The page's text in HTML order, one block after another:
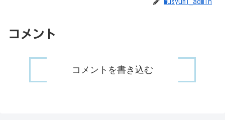
musyumi_admin
コメント
コメントを書き込む